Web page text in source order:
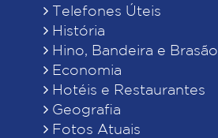
Telefones Úteis
História
Hino, Bandeira e Brasão
Economia
Hotéis e Restaurantes
Geografia
Fotos Atuais